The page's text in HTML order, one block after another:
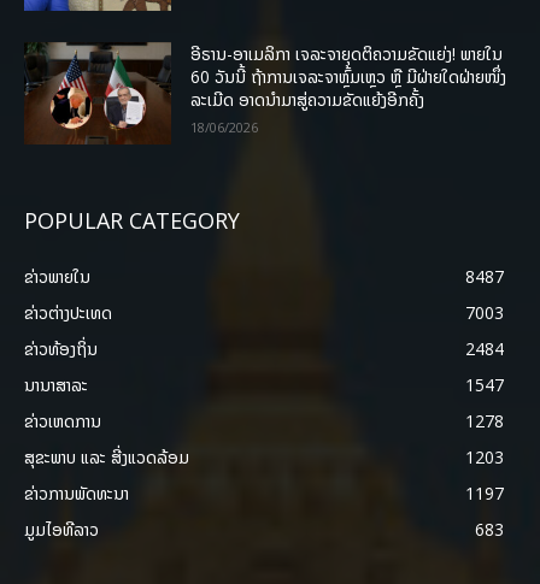
ອີຣານ-ອາເມລິກາ ເຈລະຈາຍຸດຕິຄວາມຂັດແຍ່ງ! ພາຍໃນ
60 ວັນນີ້ ຖ້າການເຈລະຈາຫຼົ້ມເຫຼວ ຫຼື ມີຝ່າຍໃດຝ່າຍໜຶ່ງ
ລະເມີດ ອາດນໍາມາສູ່ຄວາມຂັດແຍ້ງອີກຄັ້ງ
18/06/2026
POPULAR CATEGORY
ຂ່າວພາຍ​ໃນ
8487
ຂ່າວຕ່າງປະເທດ
7003
ຂ່າວທ້ອງຖິ່ນ
2484
ນານາສາລະ
1547
ຂ່າວເຫດການ
1278
ສຸຂະພາບ ແລະ ສີ່ງແວດລ້ອມ
1203
ຂ່າວການພັດທະນາ
1197
ມູມໄອທີລາວ
683